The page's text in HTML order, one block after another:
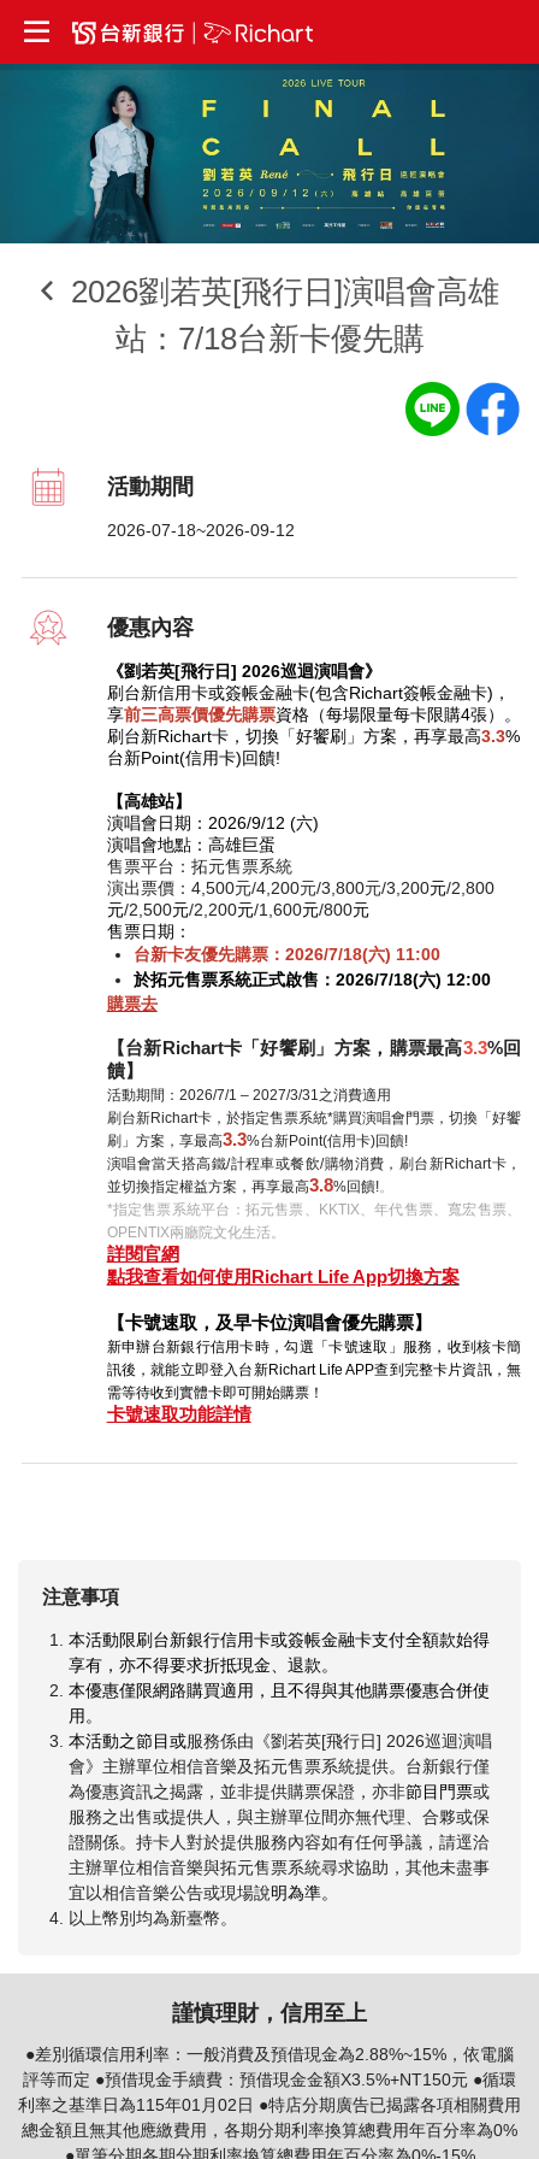
2026劉若英[飛行日]演唱會高雄
站：7/18台新卡優先購
活動期間
2026-07-18~2026-09-12
優惠內容
《劉若英[飛行日] 2026巡迴演唱會》
刷台新信用卡或簽帳金融卡(包含Richart簽帳金融卡)，
享前三高票價優先購票資格（每場限量每卡限購4張）。
刷台新Richart卡，切換「好饗刷」方案，再享最高3.3%
台新Point(信用卡)回饋!
【高雄站】
演唱會日期：2026/9/12 (六)
演唱會地點：高雄巨蛋
售票平台：拓元售票系統
演出票價：4,500元/4,200元/3,800元/3,200元/2,800
元/2,500元/2,200元/1,600元/800元
售票日期：
台新卡友優先購票：2026/7/18(六) 11:00
於拓元售票系統正式啟售：2026/7/18(六) 12:00
購票去
【台新Richart卡「好饗刷」方案，購票最高3.3%回
饋】
活動期間： 2026/7/1 – 2027/3/31之消費適用
刷台新Richart卡，於指定售票系統*購買演唱會門票，切換「好饗
刷」方案，享最高3.3%台新Point(信用卡)回饋!
演唱會當天搭高鐵/計程車或餐飲/購物消費，刷台新Richart卡，
並切換指定權益方案，再享最高3.8%回饋!。
*指定售票系統平台：拓元售票、 KKTIX、年代售票、寬宏售票、
OPENTIX兩廳院文化生活。
詳閱官網
點我查看如何使用Richart Life App切換方案
【卡號速取，及早卡位演唱會優先購票】
新申辦台新銀行信用卡時，勾選「卡號速取」服務，收到核卡簡
訊後，就能立即登入台新Richart Life APP查到完整卡片資訊，無
需等待收到實體卡即可開始購票！
卡號速取功能詳情
注意事項
本活動限刷台新銀行信用卡或簽帳金融卡支付全額款始得
享有，亦不得要求折抵現金、退款。
本優惠僅限網路購買適用，且不得與其他購票優惠合併使
用。
本活動之節目或服務係由《劉若英[飛行日] 2026巡迴演唱
會》主辦單位相信音樂及拓元售票系統提供。台新銀行僅
為優惠資訊之揭露，並非提供購票保證，亦非節目門票或
服務之出售或提供人，與主辦單位間亦無代理、合夥或保
證關係。持卡人對於提供服務內容如有任何爭議，請逕洽
主辦單位相信音樂與拓元售票系統尋求協助，其他未盡事
宜以相信音樂公告或現場說明為準。
以上幣別均為新臺幣。
謹慎理財，信用至上
●差別循環信用利率：一般消費及預借現金為2.88%~15%，依電腦
評等而定 ●預借現金手續費：預借現金金額X3.5%+NT150元 ●循環
利率之基準日為115年01月02日 ●特店分期廣告已揭露各項相關費用
總金額且無其他應繳費用，各期分期利率換算總費用年百分率為0%